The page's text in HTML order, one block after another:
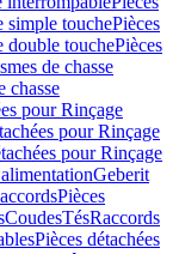
simple touchePièces
double touchePièces
de chasse
chasse
pour Rinçage
pour Rinçage
pour Rinçage
Geberit
Pièces
CoudesTésRaccords
Pièces détachées